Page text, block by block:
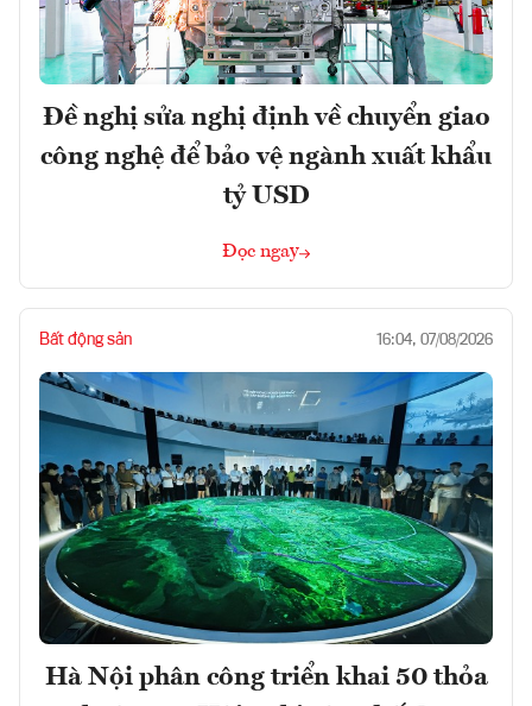
Đề nghị sửa nghị định về chuyển giao
công nghệ để bảo vệ ngành xuất khẩu
tỷ USD
Đọc ngay
Bất động sản 16:04, 07/08/2026
Hà Nội phân công triển khai 50 thỏa